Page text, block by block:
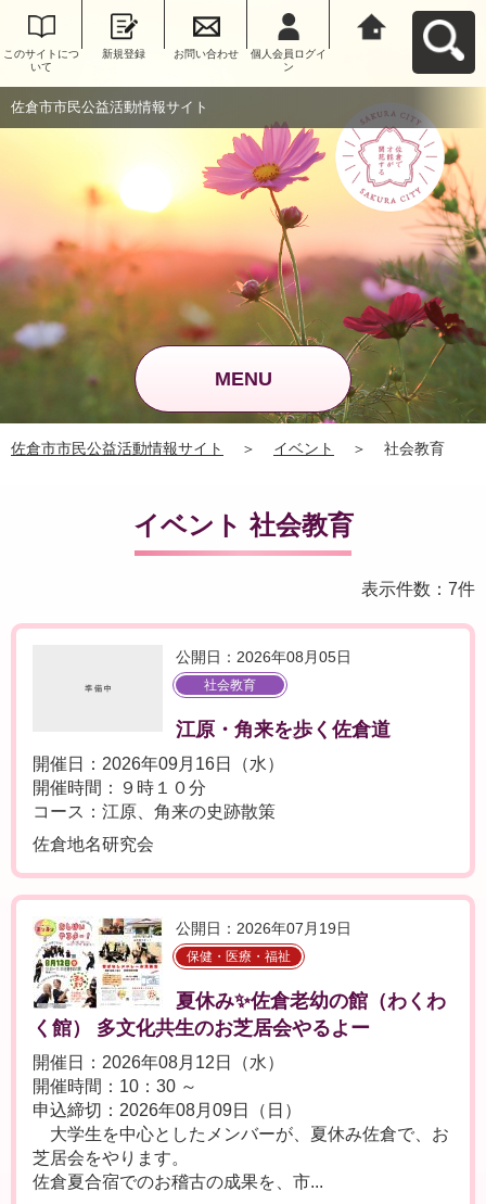
このサイトにつ
いて
新規登録 お問い合わせ
個人会員ログイ
ン
佐倉市市民公益活動情報サイト
MENU
佐倉市市民公益活動情報サイト ＞ イベント ＞ 社会教育
イベント 社会教育
表示件数：7件
公開日：2026年08月05日
社会教育
江原・角来を歩く佐倉道
開催日：2026年09月16日（水）
開催時間：９時１０分
コース：江原、角来の史跡散策
佐倉地名研究会
公開日：2026年07月19日
保健・医療・福祉
夏休み✨佐倉老幼の館（わくわ
く館） 多文化共生のお芝居会やるよー
開催日：2026年08月12日（水）
開催時間：10：30 ～
申込締切：2026年08月09日（日）
大学生を中心としたメンバーが、夏休み佐倉で、お
芝居会をやります。
佐倉夏合宿でのお稽古の成果を、市...